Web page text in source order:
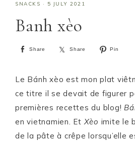
SNACKS · 5 JULY 2021
Banh xèo
Share Share Pin
Le Bánh xèo est mon plat
ce titre il se devait de figurer
premières recettes du blog!
en vietnamien. EtXèo imite le
de la pâte à crêpe lorsqu’elle